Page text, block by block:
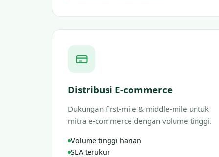
Distribusi E-commerce
Dukungan first-mile & middle-mile untuk
mitra e-commerce dengan volume tinggi.
Volume tinggi harian
SLA terukur